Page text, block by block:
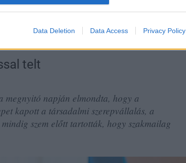
Data Deletion Data Access Privacy Policy
telt
megnyitó napján elmondta, hogy a
kapott a társadalmi szerepvállalás, a
szem előtt tartották, hogy szakmailag